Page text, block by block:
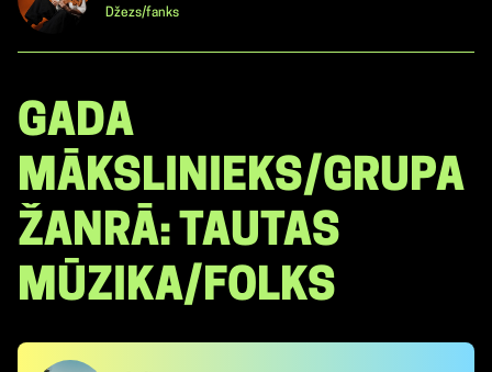
Džezs/fanks
GADA
MĀKSLINIEKS/GRUPA
ŽANRĀ: TAUTAS
MŪZIKA/FOLKS